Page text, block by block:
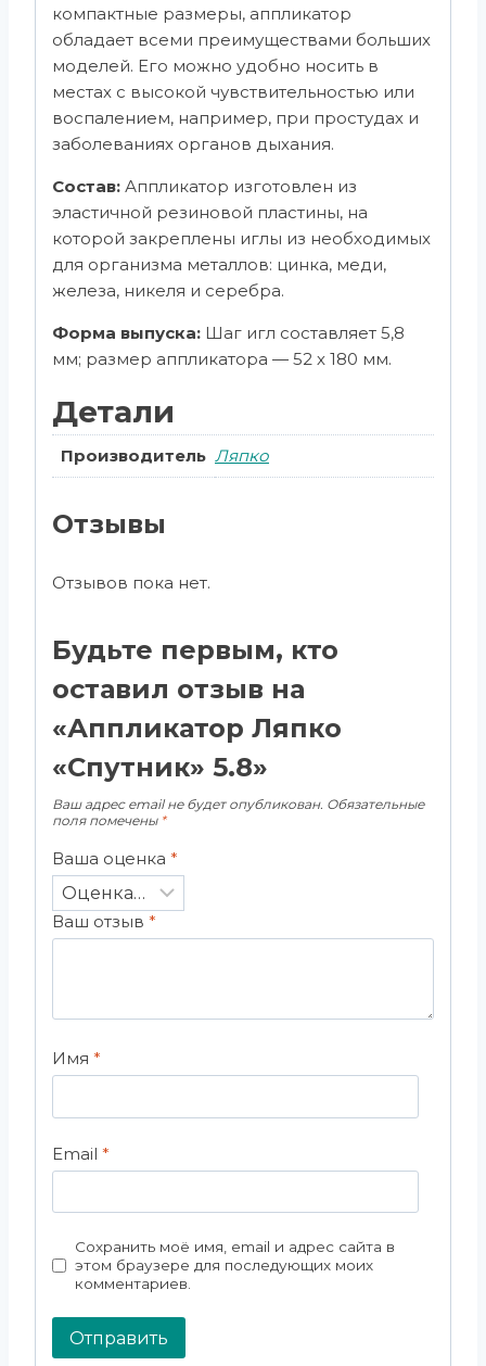
компактные размеры, аппликатор
обладает всеми преимуществами больших
моделей. Его можно удобно носить в
местах с высокой чувствительностью или
воспалением, например, при простудах и
заболеваниях органов дыхания.
Состав: Аппликатор изготовлен из
эластичной резиновой пластины, на
которой закреплены иглы из необходимых
для организма металлов: цинка, меди,
железа, никеля и серебра.
Форма выпуска: Шаг игл составляет 5,8
мм; размер аппликатора — 52 х 180 мм.
Детали
Производитель Ляпко
Отзывы
Отзывов пока нет.
Будьте первым, кто
оставил отзыв на
«Аппликатор Ляпко
«Спутник» 5.8»
Ваш адрес email не будет опубликован. Обязательные
поля помечены *
Ваша оценка *
Ваш отзыв *
Имя *
Email *
Сохранить моё имя, email и адрес сайта в
этом браузере для последующих моих
комментариев.